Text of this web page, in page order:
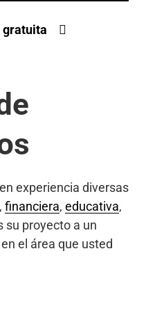
gratuita
experiencia diversas
, financiera, educativa,
su proyecto a un
el área que usted